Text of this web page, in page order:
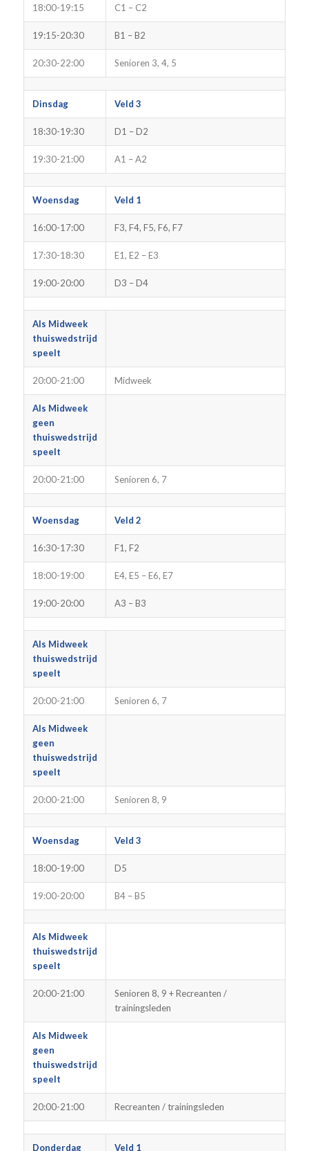
18:00-19:15 C1 – C2
19:15-20:30 B1 – B2
20:30-22:00 Senioren 3, 4, 5
Dinsdag Veld 3
18:30-19:30 D1 – D2
19:30-21:00 A1 – A2
Woensdag Veld 1
16:00-17:00 F3, F4, F5, F6, F7
17:30-18:30 E1, E2 – E3
19:00-20:00 D3 – D4
Als Midweek
thuiswedstrijd
speelt
20:00-21:00 Midweek
Als Midweek
geen
thuiswedstrijd
speelt
20:00-21:00 Senioren 6, 7
Woensdag Veld 2
16:30-17:30 F1, F2
18:00-19:00 E4, E5 – E6, E7
19:00-20:00 A3 – B3
Als Midweek
thuiswedstrijd
speelt
20:00-21:00 Senioren 6, 7
Als Midweek
geen
thuiswedstrijd
speelt
20:00-21:00 Senioren 8, 9
Woensdag Veld 3
18:00-19:00 D5
19:00-20:00 B4 – B5
Als Midweek
thuiswedstrijd
speelt
20:00-21:00
Senioren 8, 9 + Recreanten /
trainingsleden
Als Midweek
geen
thuiswedstrijd
speelt
20:00-21:00 Recreanten / trainingsleden
Donderdag Veld 1